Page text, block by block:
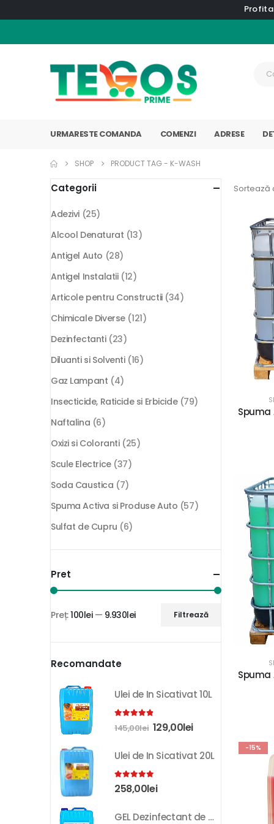
URMARESTE COMANDA COMENZI ADRESE
SHOP PRODUCT TAG - K-WASH
Sortează
Spuma
Spuma
-15%
Categorii
Adezivi (25)
Alcool Denaturat (13)
Antigel Auto (28)
Antigel Instalatii (12)
Articole pentru Constructii (34)
Chimicale Diverse (121)
Dezinfectanti (23)
Diluanti si Solventi (16)
Gaz Lampant (4)
Insecticide, Raticide si Erbicide (79)
Naftalina (6)
Oxizi si Coloranti (25)
Scule Electrice (37)
Soda Caustica (7)
Spuma Activa si Produse Auto (57)
Sulfat de Cupru (6)
Pret
Filtrează
Preț:100lei— 9.930lei
Recomandate
Ulei de In Sicativat 10L
out of 5
145,00lei 129,00lei
Ulei de In Sicativat 20L
5.00out of 5
258,00lei
GEL Dezinfectant de Maini K-SEPT 10L